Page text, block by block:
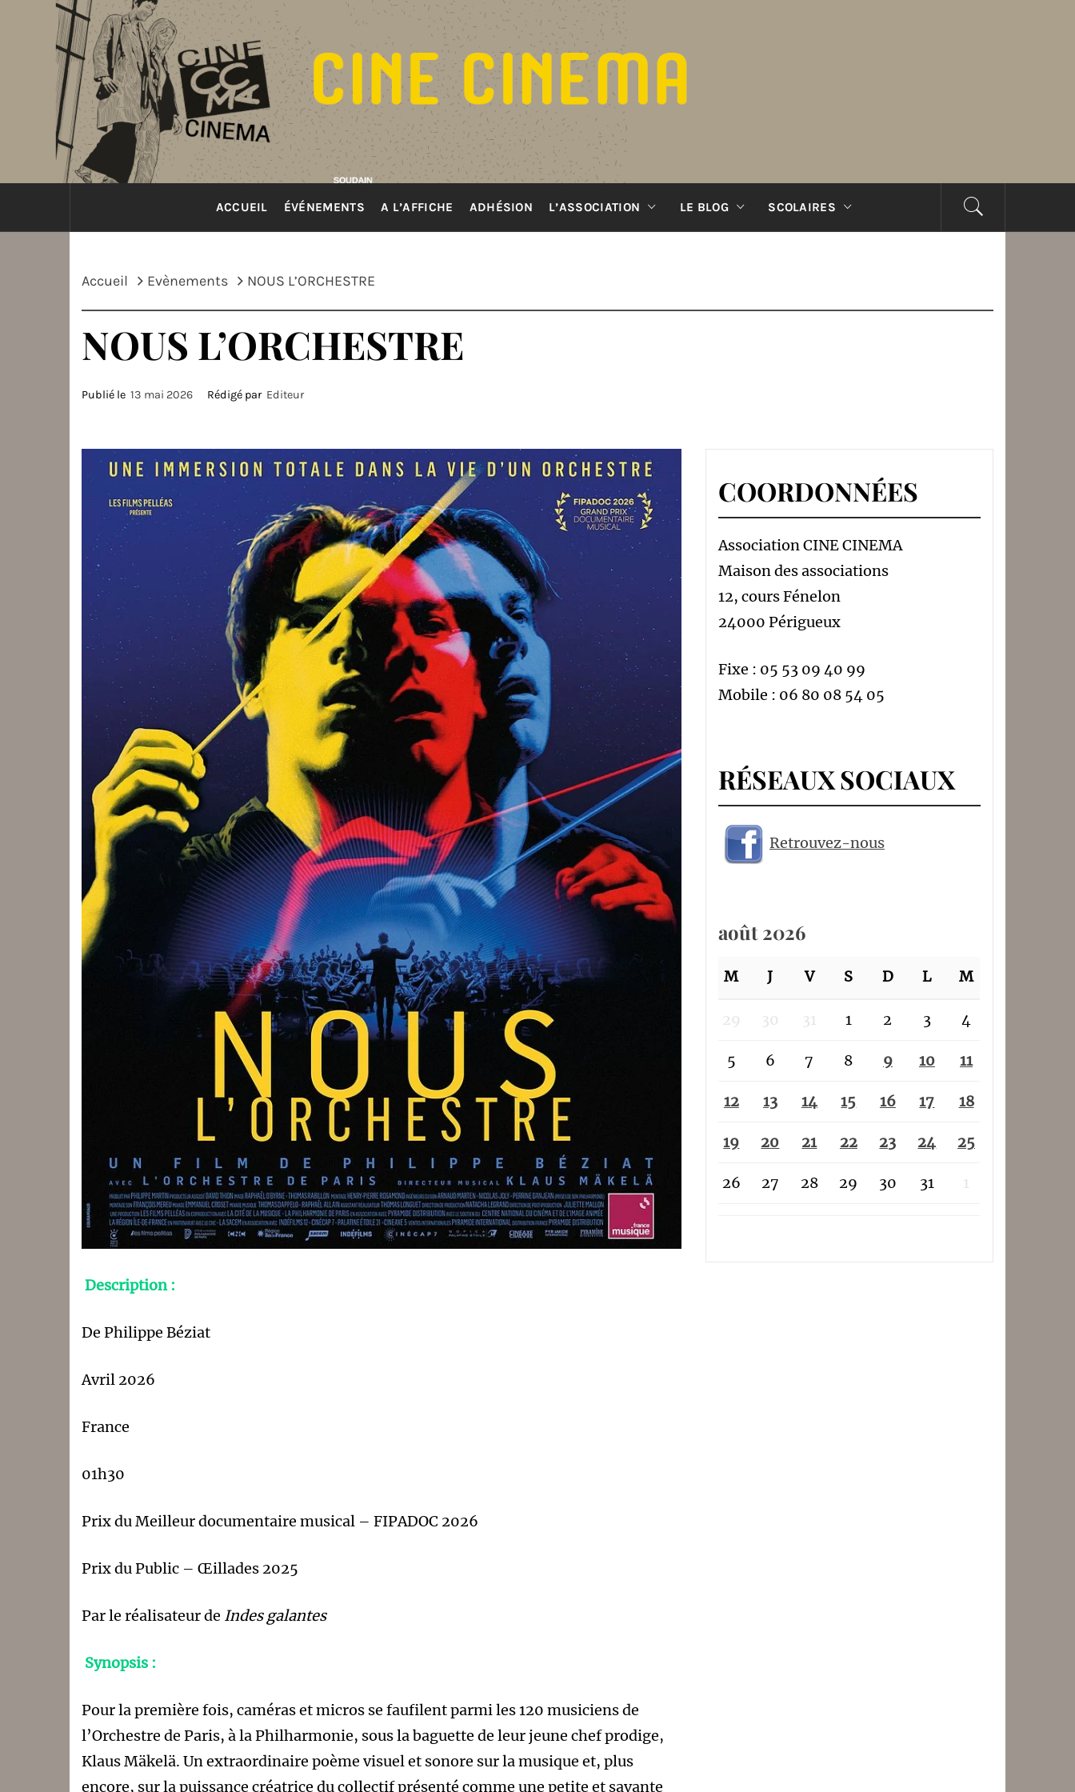
ACCUEIL ÉVÉNEMENTS A L’AFFICHE ADHÉSION L’ASSOCIATION LE BLOG SCOLAIRES
Accueil Evènements NOUS L’ORCHESTRE
NOUS L’ORCHESTRE
Publié le 13 mai 2026 Rédigé par Editeur
Description :
De Philippe Béziat
Avril 2026
France
01h30
Prix du Meilleur documentaire musical – FIPADOC 2026
Prix du Public – Œillades 2025
Par le réalisateur de Indes galantes
Synopsis :
Pour la première fois, caméras et micros se faufilent parmi les 120 musiciens de
l’Orchestre de Paris, à la Philharmonie, sous la baguette de leur jeune chef prodige,
Klaus Mäkelä. Un extraordinaire poème visuel et sonore sur la musique et, plus
encore, sur la puissance créatrice du collectif présenté comme une petite et savante
COORDONNÉES
Association CINE CINEMA
Maison des associations
12, cours Fénelon
24000 Périgueux
Fixe : 05 53 09 40 99
Mobile : 06 80 08 54 05
RÉSEAUX SOCIAUX
Retrouvez-nous
août 2026
M J V S D L M
29 30 31 1 2 3 4
5 6 7 8 9 10 11
12 13 14 15 16 17 18
19 20 21 22 23 24 25
26 27 28 29 30 31 1